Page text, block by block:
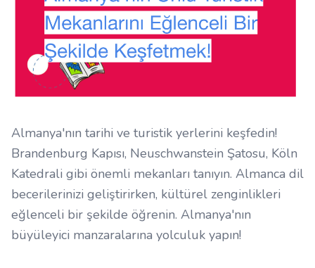
Almanya'nın tarihi ve turistik yerlerini keşfedin!
Brandenburg Kapısı, Neuschwanstein Şatosu, Köln
Katedrali gibi önemli mekanları tanıyın. Almanca dil
becerilerinizi geliştirirken, kültürel zenginlikleri
eğlenceli bir şekilde öğrenin. Almanya'nın
büyüleyici manzaralarına yolculuk yapın!